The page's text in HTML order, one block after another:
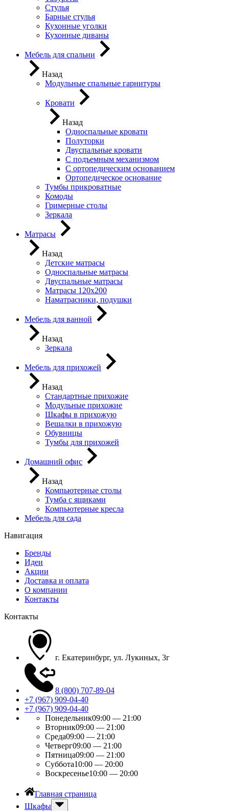
Стулья
Барные стулья
Кухонные уголки
Кухонные диваны
Мебель для спальни
Назад
Модульные спальные гарнитуры
Кровати
Назад
Односпальные кровати
Полуторки
Двуспальные кровати
С подъемным механизмом
С ортопедическим основанием
Ортопедическое основание
Тумбы прикроватные
Комоды
Гримерные столы
Зеркала
Матрасы
Назад
Детские матрасы
Односпальные матрасы
Двуспальные матрасы
Матрасы 120х200
Наматрасники, подушки
Мебель для ванной
Назад
Зеркала
Мебель для прихожей
Назад
Стандартные прихожие
Модульные прихожие
Шкафы в прихожую
Вешалки в прихожую
Обувницы
Тумбы для прихожей
Домашний офис
Назад
Компьютерные столы
Тумба с ящиками
Компьютерные кресла
Мебель для сада
Навигация
Бренды
Идеи
Акции
Доставка и оплата
О компании
Контакты
Контакты
г. Екатеринбург, ул. Лукиных, 3г
8 (800) 707-89-04
+7 (967) 909-04-40
+7 (967) 909-04-40
Понедельник09:00 — 21:00
Вторник09:00 — 21:00
Среда09:00 — 21:00
Четверг09:00 — 21:00
Пятница09:00 — 21:00
Суббота10:00 — 20:00
Воскресенье10:00 — 20:00
Главная страница
Шкафы